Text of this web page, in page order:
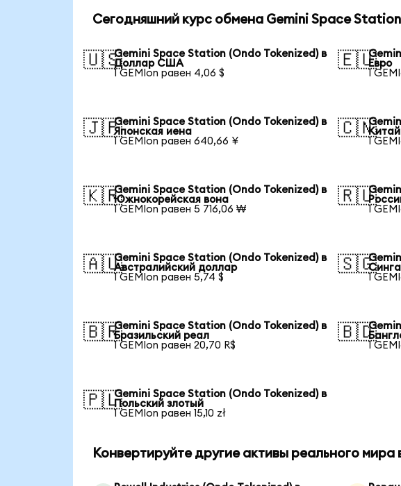
Сегодняшний курс обмена Gemini Space
🇺🇸Gemini Space Station (Ondo Tokenized) в
Доллар США
1 GEMIon равен 4,06 $
🇪🇺Евро
1
🇯🇵Gemini Space Station (Ondo Tokenized) в
Японская иена
1 GEMIon равен 640,66 ¥
🇨🇳
1
🇰🇷Gemini Space Station (Ondo Tokenized) в
Южнокорейская вона
1 GEMIon равен 5 716,06 ₩
🇷🇺
1
🇦🇺Gemini Space Station (Ondo Tokenized) в
Австралийский доллар
1 GEMIon равен 5,74 $
🇸🇬
1
🇧🇷Gemini Space Station (Ondo Tokenized) в
Бразильский реал
1 GEMIon равен 20,70 R$
🇧🇩
1
🇵🇱Gemini Space Station (Ondo Tokenized) в
Польский злотый
1 GEMIon равен 15,10 zł
Конвертируйте другие активы реального мира